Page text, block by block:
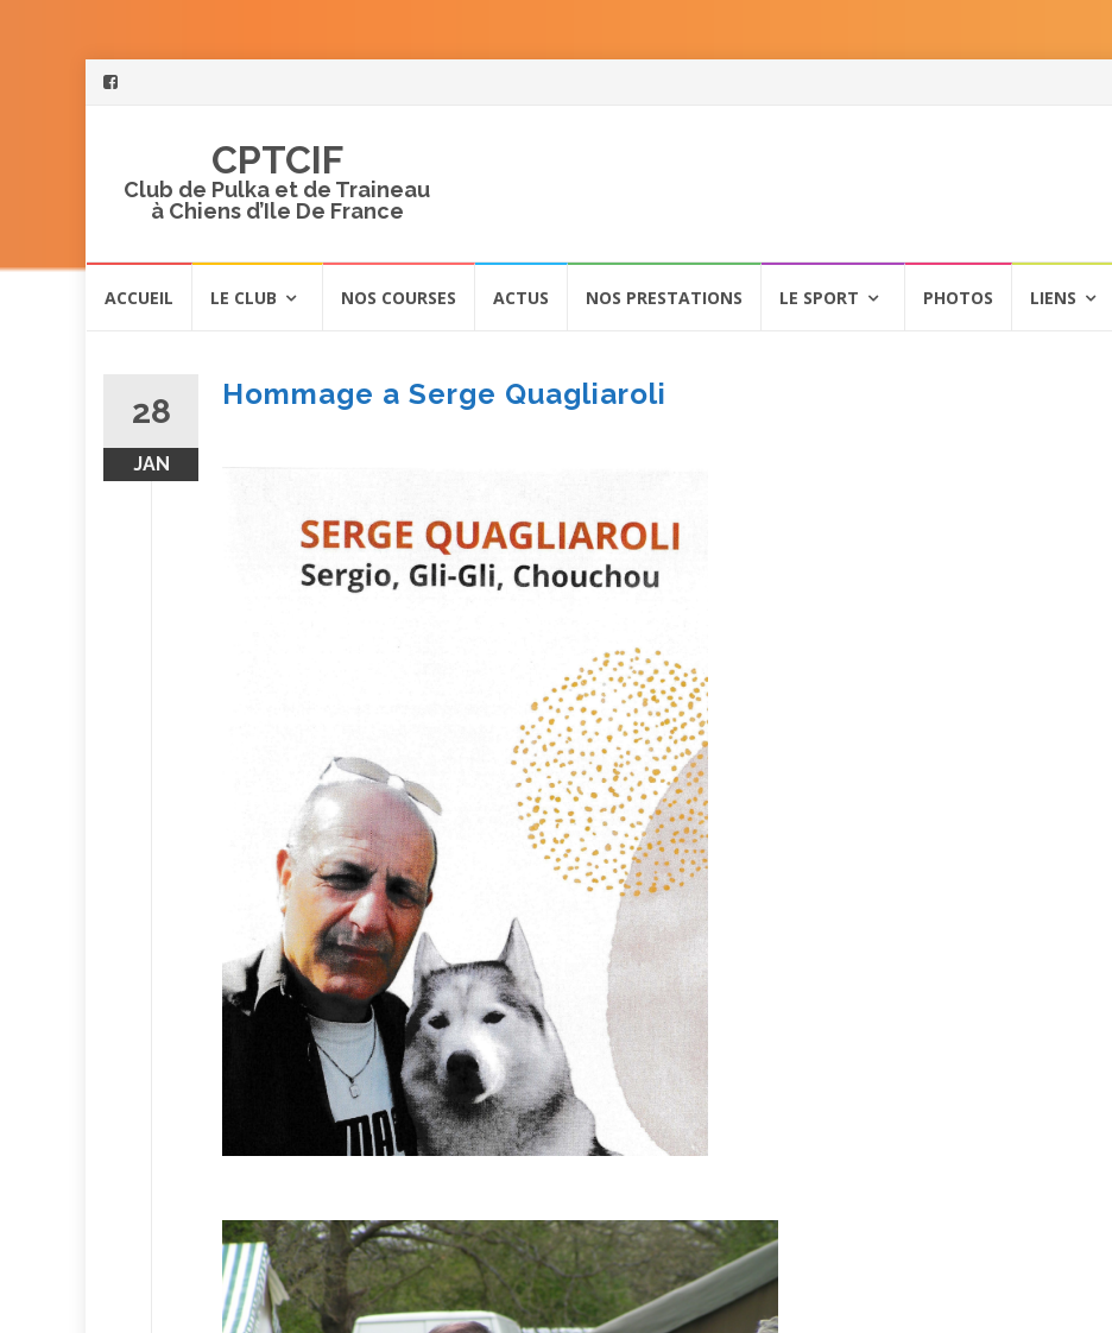
CPTCIF
Club de Pulka et de Traineau
à Chiens d’Ile De France
ACCUEIL LE CLUB NOS COURSES ACTUS NOS PRESTATIONS LE SPORT PHOTOS LIENS
28
JAN
Hommage a Serge Quagliaroli